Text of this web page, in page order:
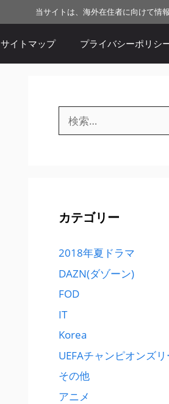
当サイトは、海外在住者に向けて情
サイトマップ プライバシーポリシ
索:
カテゴリー
2018年夏ドラマ
DAZN(ダゾーン)
FOD
IT
Korea
UEFAチャンピオンズ
その他
アニメ